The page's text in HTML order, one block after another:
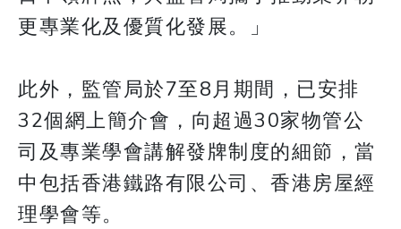
更專業化及優質化發展。」
此外，監管局於7至8月期間，已安排
32個網上簡介會，向超過30家物管公
司及專業學會講解發牌制度的細節，當
中包括香港鐵路有限公司、香港房屋經
理學會等。